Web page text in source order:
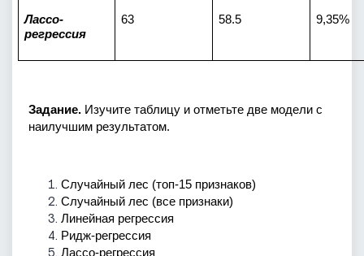
Лассо-
регрессия
63 58.5 9,35%
Задание. Изучите таблицу и отметьте две модели с
наилучшим результатом.
Случайный лес (топ-15 признаков)
Случайный лес (все признаки)
Линейная регрессия
Ридж-регрессия
Лассо-регрессия